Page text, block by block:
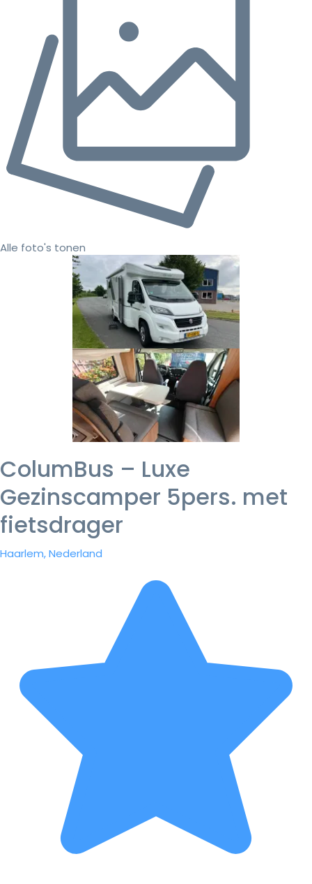
Alle foto's tonen
ColumBus – Luxe
Gezinscamper 5pers. met
fietsdrager
Haarlem, Nederland